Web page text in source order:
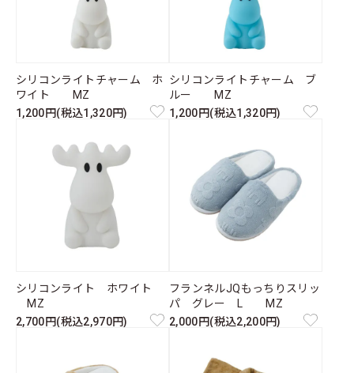
シリコンライトチャーム ホ
ワイト MZ
1,200円(税込1,320円)
シリコンライトチャーム ブ
ルー MZ
1,200円(税込1,320円)
シリコンライト ホワイト
MZ
2,700円(税込2,970円)
フランネルJQもっちりスリッ
パ グレー L MZ
2,000円(税込2,200円)